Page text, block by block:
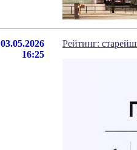
03.05.2026
16:25
Рейтинг: